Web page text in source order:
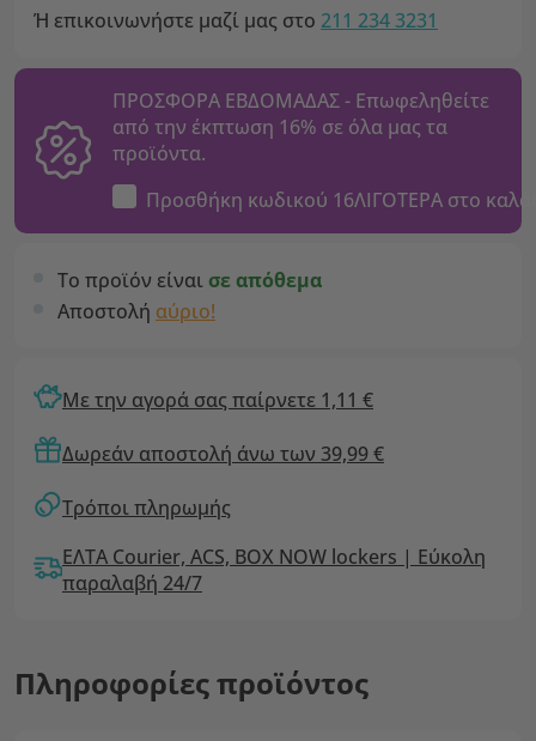
Ή επικοινωνήστε μαζί μας στο 211 234 3231
ΠΡΟΣΦΟΡΑ ΕΒΔΟΜΑΔΑΣ - Επωφεληθείτε
από την έκπτωση 16% σε όλα μας τα
προϊόντα.
Προσθήκη κωδικού 16ΛΙΓΟΤΕΡΑ στο
Το προϊόν είναι σε απόθεμα
Αποστολή αύριο!
Με την αγορά σας παίρνετε 1,11 €
Δωρεάν αποστολή άνω των 39,99 €
Τρόποι πληρωμής
ΕΛΤΑ Courier, ACS, BOX NOW lockers | Εύκολη
παραλαβή 24/7
Πληροφορίες προϊόντος